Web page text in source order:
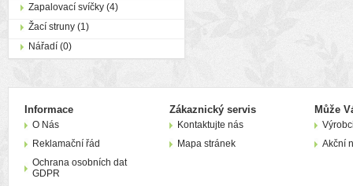
Zapalovací svíčky (4)
Žací struny (1)
Nářadí (0)
Informace
O Nás
Reklamační řád
Ochrana osobních dat
GDPR
Zákaznický servis
Kontaktujte nás
Mapa stránek
Může
Akční